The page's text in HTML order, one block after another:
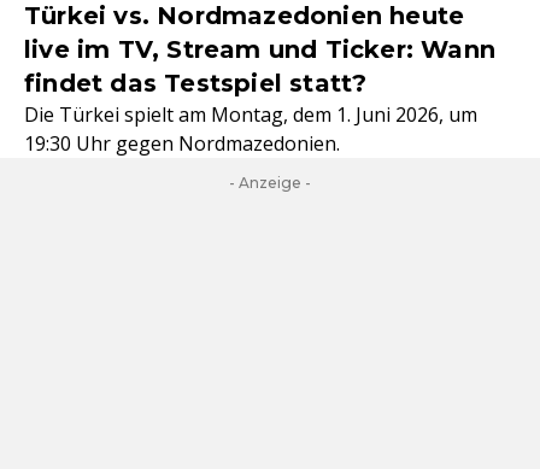
Türkei vs. Nordmazedonien heute
live im TV, Stream und Ticker: Wann
findet das Testspiel statt?
Die Türkei spielt am Montag, dem 1. Juni 2026, um
19:30 Uhr gegen Nordmazedonien.
- Anzeige -